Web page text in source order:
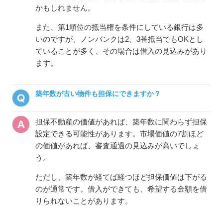
かもしれません。
また、第1順位の抵当権を条件にしている銀行は多
いのですが、ノンバンクは2、3番抵当でもOKとし
ていることが多く、その場合は借入の見込みがあり
ます。
築年数が古い物件も担保にできますか？
担保不動産の価値があれば、築年数に関わらず担保
設定できる可能性があります。市場価値の7割ほど
の価値があれば、審査通過の見込みが高いでしょ
う。
ただし、築年数が経てば経つほど担保価値は下がる
のが通常です。借入ができても、希望する金額を借
りられないことがあります。